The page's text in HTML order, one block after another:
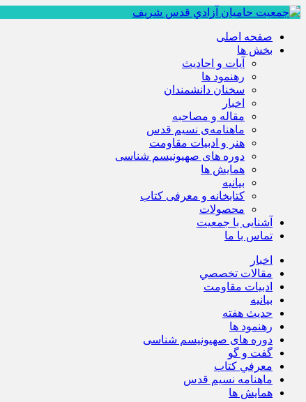
صفحه اصلی
بخش ها
آیات و احادیث
رهنمود ها
سخنان دانشمندان
اخبار
مقاله و مصاحبه
ماهنامه‌ی نسیم قدس
هنر و ادبیات مقاومت
دوره های صهیونیسم شناسی
همايش ها
بيانيه
کتابخانه و معرفی کتاب
محصولات
آشنایی با جمعیت
تماس با ما
اخبار
مقالات تخصصي
ادبيات مقاومت
بيانيه
حديث هفته
رهنمود ها
دوره های صهیونیسم شناسی
گفت و گو
معرفي كتاب
ماهنامه نسيم قدس
همايش ها